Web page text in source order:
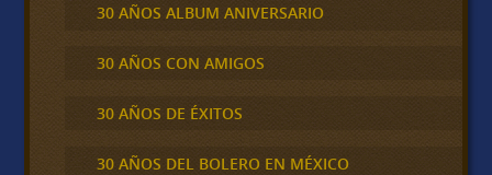
30 AÑOS ALBUM ANIVERSARIO
30 AÑOS CON AMIGOS
30 AÑOS DE ÉXITOS
30 AÑOS DEL BOLERO EN MÉXICO